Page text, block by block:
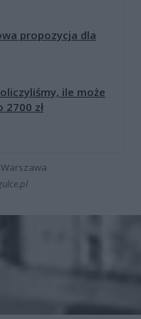
propozycja dla
ile może
zł